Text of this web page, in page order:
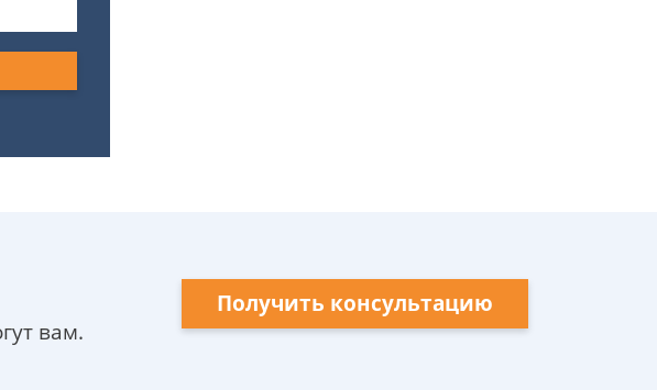
вам.
Получить консультацию